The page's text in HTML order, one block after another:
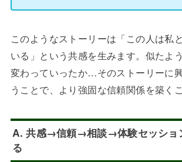
このようなストーリーは「この人は私
いる」という共感を生みます。似たよ
変わっていったか…そのストーリーに
うことで、より強固な信頼関係を築く
A. 共感→信頼→相談→体験セッショ
る